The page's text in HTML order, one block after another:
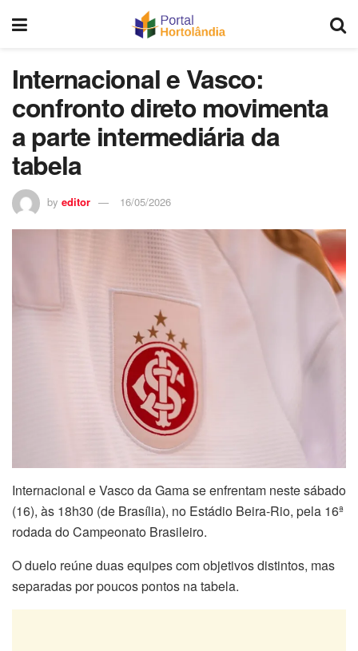
Internacional e Vasco:
confronto direto movimenta
a parte intermediária da
tabela
by editor 16/05/2026
Internacional e Vasco da Gama se enfrentam neste sábado
(16), às 18h30 (de Brasília), no Estádio Beira-Rio, pela 16ª
rodada do Campeonato Brasileiro.
O duelo reúne duas equipes com objetivos distintos, mas
separadas por poucos pontos na tabela.